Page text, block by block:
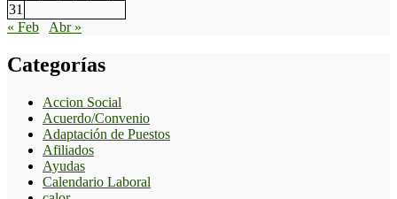
31
« Feb
Abr »
Categorías
Accion Social
Acuerdo/Convenio
Adaptación de Puestos
Afiliados
Ayudas
Calendario Laboral